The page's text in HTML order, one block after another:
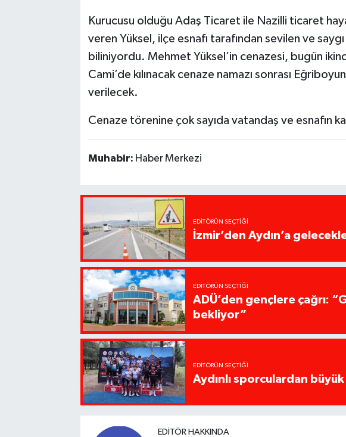
Kurucusu olduğu Adaş Ticaret ile Nazilli ticaret
veren Yüksel, ilçe esnafı tarafından sevilen ve
biliniyordu. Mehmet Yüksel’in cenazesi, bugün
Cami’de kılınacak cenaze namazı sonrası
verilecek.
Cenaze törenine çok sayıda vatandaş ve esnafın
Muhabir: Haber Merkezi
EDITÖRÜN SEÇTIĞI
İzmir’den Aydın’a
EDITÖRÜN SEÇTIĞI
ADÜ’den gençlere çağrı:
bekliyor”
EDITÖRÜN SEÇTIĞI
Aydınlı sporculardan büyük
EDITÖR HAKKINDA